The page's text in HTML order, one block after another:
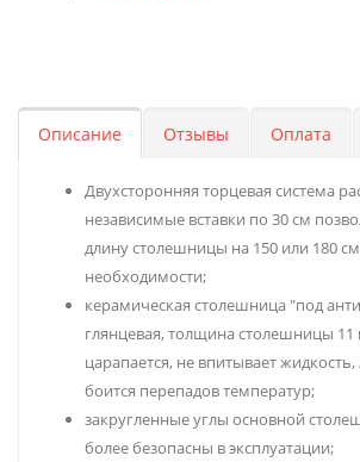
Описание Отзывы Оплата
Двухсторонняя торцевая система
независимые вставки по 30 см
длину столешницы на 150 или 180
необходимости;
керамическая столешница "под
глянцевая, толщина столешницы
царапается, не впитывает
боится перепадов температур;
закругленные углы основной
более безопасны в эксплуатации;